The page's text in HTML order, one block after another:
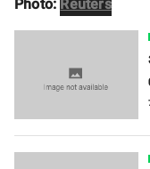
Photo:Reuters